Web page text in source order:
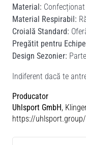
Material:
Material Respirabil:
Croială Standard:
Pregătit pentru
Design Sezonier:
Indiferent dacă te
Producator
Uhlsport GmbH,
https://